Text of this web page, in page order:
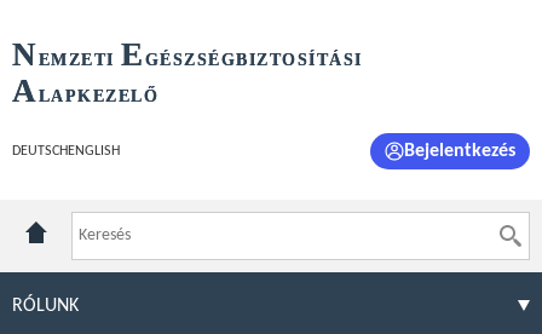
NEMZETI E GÉSZSÉGBIZTOSÍTÁSI
ALAPKEZELŐ
DEUTSCH ENGLISH Bejelentkezés
RÓLUNK